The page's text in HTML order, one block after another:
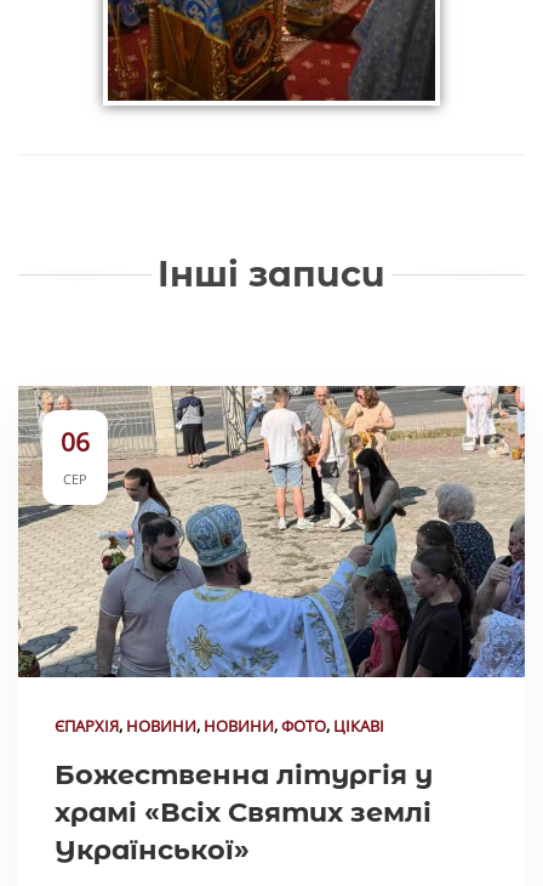
Інші записи
06
СЕР
ЄПАРХІЯ, НОВИНИ, НОВИНИ,ФОТО, ЦІКАВІ
Божественна літургія у
храмі «Всіх Святих землі
Української»